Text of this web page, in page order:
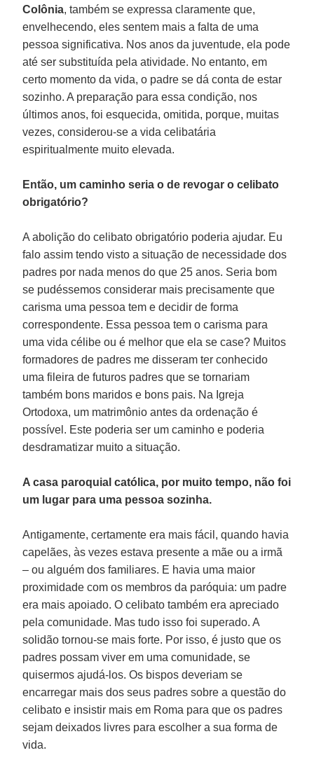
Colônia, também se expressa claramente que,
envelhecendo, eles sentem mais a falta de uma
pessoa significativa. Nos anos da juventude, ela pode
até ser substituída pela atividade. No entanto, em
certo momento da vida, o padre se dá conta de estar
sozinho. A preparação para essa condição, nos
últimos anos, foi esquecida, omitida, porque, muitas
vezes, considerou-se a vida celibatária
espiritualmente muito elevada.
Então, um caminho seria o de revogar o celibato
obrigatório?
A abolição do celibato obrigatório poderia ajudar. Eu
falo assim tendo visto a situação de necessidade dos
padres por nada menos do que 25 anos. Seria bom
se pudéssemos considerar mais precisamente que
carisma uma pessoa tem e decidir de forma
correspondente. Essa pessoa tem o carisma para
uma vida célibe ou é melhor que ela se case? Muitos
formadores de padres me disseram ter conhecido
uma fileira de futuros padres que se tornariam
também bons maridos e bons pais. Na Igreja
Ortodoxa, um matrimônio antes da ordenação é
possível. Este poderia ser um caminho e poderia
desdramatizar muito a situação.
A casa paroquial católica, por muito tempo, não foi
um lugar para uma pessoa sozinha.
Antigamente, certamente era mais fácil, quando havia
capelães, às vezes estava presente a mãe ou a irmã
– ou alguém dos familiares. E havia uma maior
proximidade com os membros da paróquia: um padre
era mais apoiado. O celibato também era apreciado
pela comunidade. Mas tudo isso foi superado. A
solidão tornou-se mais forte. Por isso, é justo que os
padres possam viver em uma comunidade, se
quisermos ajudá-los. Os bispos deveriam se
encarregar mais dos seus padres sobre a questão do
celibato e insistir mais em Roma para que os padres
sejam deixados livres para escolher a sua forma de
vida.